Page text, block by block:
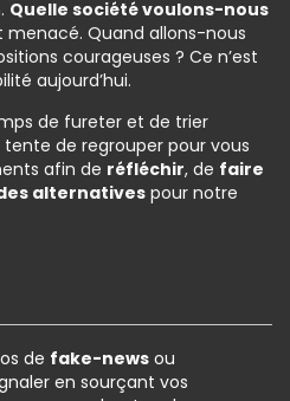
Quelle société voulons-nous
menacé. Quand allons-nous
courageuses ? Ce n’est
aujourd’hui.
de fureter et de trier
de regrouper pour vous
afin de réfléchir, de faire
alternatives pour notre
de fake-news ou
en sourçant vos